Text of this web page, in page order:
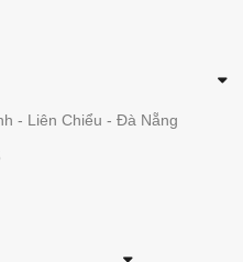
- Liên Chiểu - Đà Nẵng